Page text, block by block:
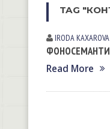
TAG
IRODA KAXAROVA
Read More